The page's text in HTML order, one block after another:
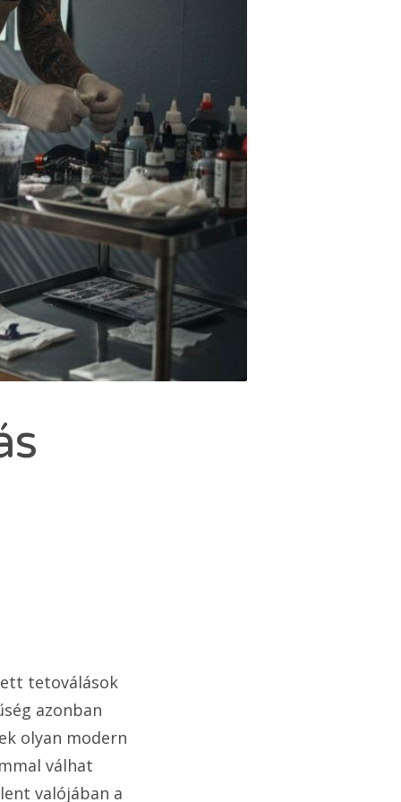
tetoválások
azonban
olyan modern
válhat
valójában a